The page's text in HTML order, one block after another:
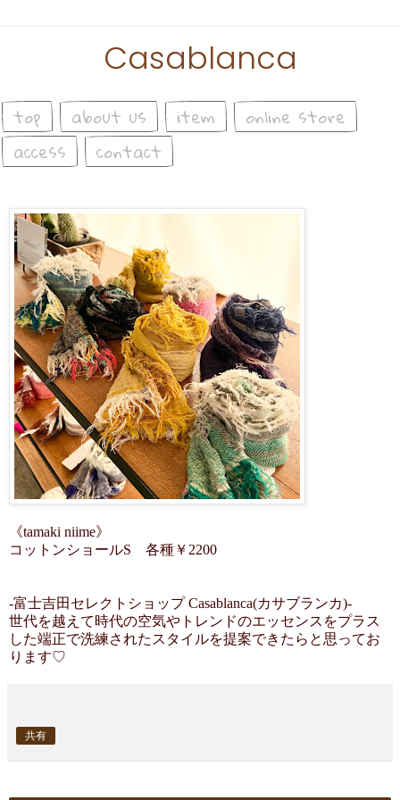
Casablanca
top about us item
online store
access
contact
《tamaki niime》
コットンショールS 各種￥2200
-富士吉田セレクトショップ Casablanca(カサブランカ)-
世代を越えて時代の空気やトレンドのエッセンスをプラス
した端正で洗練されたスタイルを提案できたらと思ってお
ります♡
共有